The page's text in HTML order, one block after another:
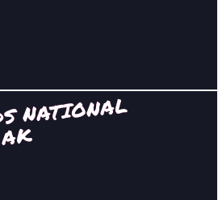
NATIONAL